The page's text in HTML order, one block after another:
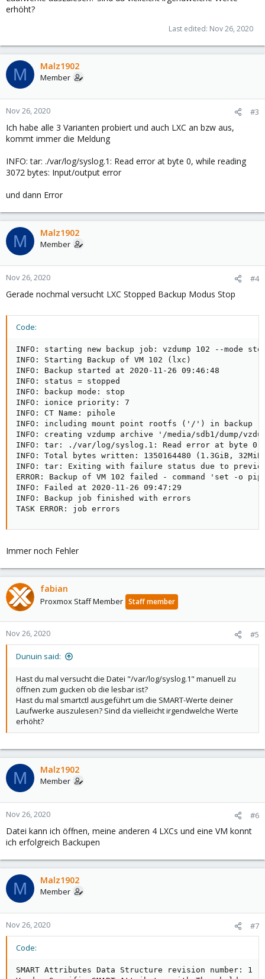
erhöht?
Last edited: Nov 26, 2020
M Malz1902
Member
Nov 26, 2020 #3
Ich habe alle 3 Varianten probiert und auch LXC an bzw aus,
kommt immer die Meldung
INFO: tar: ./var/log/syslog.1: Read error at byte 0, while reading
3072 bytes: Input/output error
und dann Error
M Malz1902
Member
Nov 26, 2020 #4
Gerade nochmal versucht LXC Stopped Backup Modus Stop
Code:
INFO: starting new backup job: vzdump 102 --mode
INFO: Starting Backup of VM 102 (lxc)
INFO: Backup started at 2020-11-26 09:46:48
INFO: status = stopped
INFO: backup mode: stop
INFO: ionice priority: 7
INFO: CT Name: pihole
INFO: including mount point rootfs ('/') in backup
INFO: creating vzdump archive '/media/sdb1/dump/
INFO: tar: ./var/log/syslog.1: Read error at byte
INFO: Total bytes written: 1350164480 (1.3GiB,
INFO: tar: Exiting with failure status due to
ERROR: Backup of VM 102 failed - command 'set
INFO: Failed at 2020-11-26 09:47:29
INFO: Backup job finished with errors
TASK ERROR: job errors
Immer noch Fehler
fabian
Proxmox Staff Member Staff member
Nov 26, 2020 #5
Dunuin said:
Hast du mal versucht die Datei "/var/log/syslog.1" manuell zu
öffnen zum gucken ob die lesbar ist?
Hast du mal smartctl ausgeführt um die SMART-Werte deiner
Laufwerke auszulesen? Sind da vielleicht irgendwelche Werte
erhöht?
M Malz1902
Member
Nov 26, 2020 #6
Datei kann ich öffnen, meine anderen 4 LXCs und eine VM konnt
ich erfolgreich Backupen
M Malz1902
Member
Nov 26, 2020 #7
Code:
SMART Attributes Data Structure revision number: 1